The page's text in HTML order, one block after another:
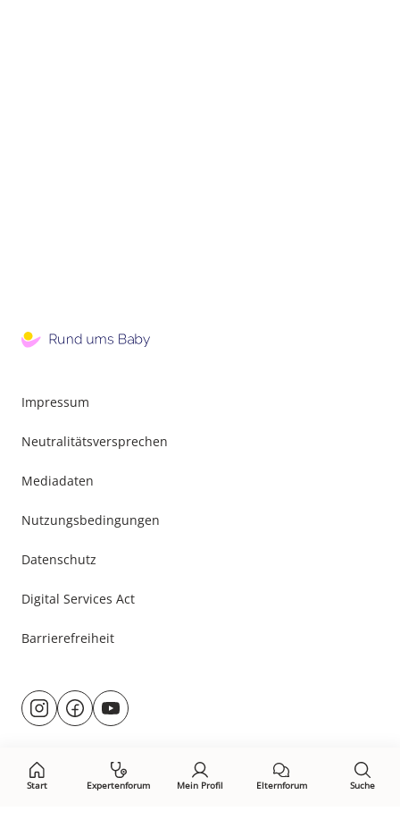
Start Expertenforum Mein Profil Elternforum Suche
Impressum
Neutralitätsversprechen
Mediadaten
Nutzungsbedingungen
Datenschutz
Digital Services Act
Barrierefreiheit
Besuche
uns@rund.ums.baby
facebook.com/rundumsbaby.de
youtube.com/@rundumsbaby_